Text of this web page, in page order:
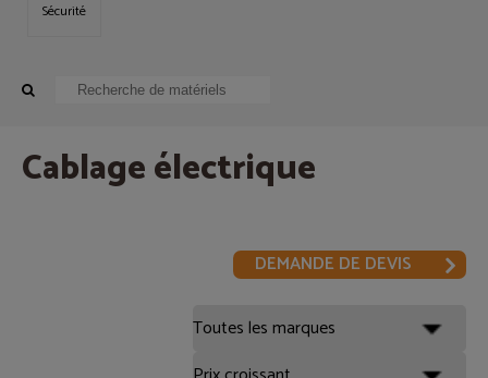
Sécurité
Cablage électrique
DEMANDE DE DEVIS